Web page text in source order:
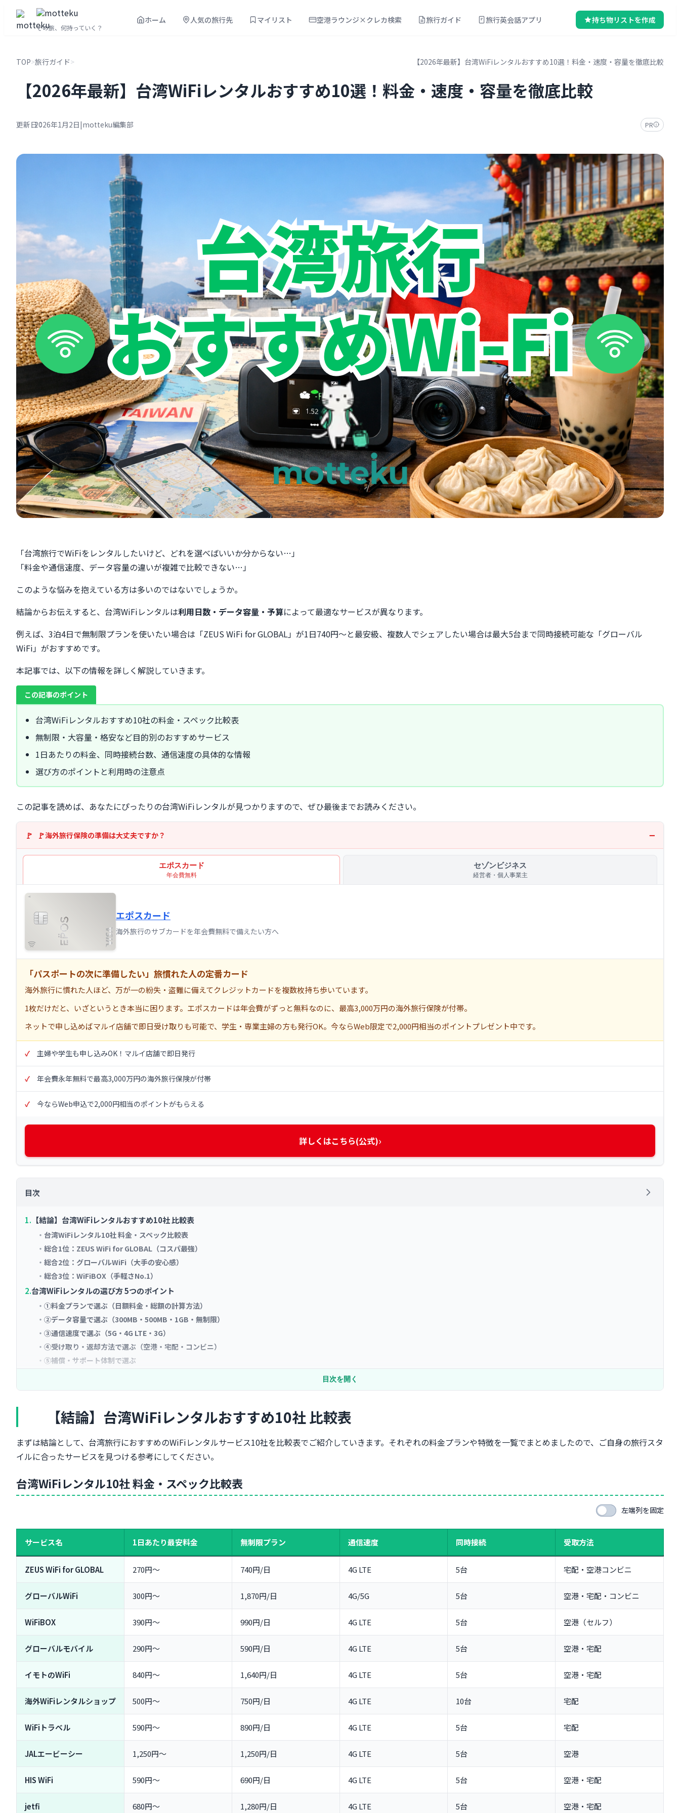
その旅、何持っていく？
ホーム 人気の旅行先 マイリスト 空港ラウンジ×クレカ検索 旅行ガイド 旅行英会話アプリ 持ち物リストを作成
TOP>旅行ガイド> 【2026年最新】台湾WiFiレンタルおすすめ10選！料金・速度・容量を徹底比較
【2026年最新】台湾WiFiレンタルおすすめ10選！料金・速度・容量を徹底比較
更新日：2026年1月2日|motteku編集部 PR
「台湾旅行でWiFiをレンタルしたいけど、どれを選べばいいか分からない…」
「料金や通信速度、データ容量の違いが複雑で比較できない…」
このような悩みを抱えている方は多いのではないでしょうか。
結論からお伝えすると、台湾WiFiレンタルは利用日数・データ容量・予算によって最適なサービスが異なります。
例えば、3泊4日で無制限プランを使いたい場合は「ZEUS WiFi for GLOBAL」が1日740円〜と最安級、複数人でシェアしたい場合は最大5台まで同時接続可能な「グローバル
WiFi」がおすすめです。
本記事では、以下の情報を詳しく解説していきます。
この記事のポイント
台湾WiFiレンタルおすすめ10社の料金・スペック比較表
無制限・大容量・格安など目的別のおすすめサービス
1日あたりの料金、同時接続台数、通信速度の具体的な情報
選び方のポイントと利用時の注意点
この記事を読めば、あなたにぴったりの台湾WiFiレンタルが見つかりますので、ぜひ最後までお読みください。
海外旅行保険の準備は大丈夫ですか？
エポスカード
年会費無料
セゾンビジネス
経営者・個人事業主
エポスカード
海外旅行のサブカードを年会費無料で備えたい方へ
「パスポートの次に準備したい」旅慣れた人の定番カード
海外旅行に慣れた人ほど、万が一の紛失・盗難に備えてクレジットカードを複数枚持ち歩いています。
1枚だけだと、いざというとき本当に困ります。エポスカードは年会費がずっと無料なのに、最高3,000万円の海外旅行保険が付帯。
ネットで申し込めばマルイ店舗で即日受け取りも可能で、学生・専業主婦の方も発行OK。今ならWeb限定で2,000円相当のポイントプレゼント中です。
主婦や学生も申し込みOK！マルイ店舗で即日発行
年会費永年無料で最高3,000万円の海外旅行保険が付帯
今ならWeb申込で2,000円相当のポイントがもらえる
詳しくはこちら(公式)›
目次
【結論】台湾WiFiレンタルおすすめ10社 比較表
台湾WiFiレンタル10社 料金・スペック比較表
総合1位：ZEUS WiFi for GLOBAL（コスパ最強）
総合2位：グローバルWiFi（大手の安心感）
総合3位：WiFiBOX（手軽さNo.1）
台湾WiFiレンタルの選び方 5つのポイント
①料金プランで選ぶ（日額料金・総額の計算方法）
②データ容量で選ぶ（300MB・500MB・1GB・無制限）
③通信速度で選ぶ（5G・4G LTE・3G）
④受け取り・返却方法で選ぶ（空港・宅配・コンビニ）
⑤補償・サポート体制で選ぶ
ZEUS WiFi for GLOBAL（1日740円〜・無制限・4G LTE）
グローバルモバイル/台湾データ（1日590円〜・無制限）
海外WiFiレンタルショップ（1日750円〜・無制限・10台接続）
【コスパ重視】安く使える台湾WiFiレンタル5選
WiFiBOX（1日390円〜・500MBプラン）
イモトのWiFi（1日680円〜・早割で最大20%OFF）
台湾WiFiレンタルのメリット・デメリットを徹底解説
WiFiレンタルの5つのメリット
WiFiレンタルの3つのデメリット
台湾WiFiレンタルの利用手順【申込から返却まで】
STEP3：台湾到着後、スマホとWiFiを接続する
台湾のフリーWi-Fi事情と注意点
台湾のフリーWi-Fi普及状況
iTaiwan・Taipei Free WiFiの使い方
フリーWi-Fiのセキュリティリスクと対策
台湾WiFiレンタルのよくある質問
Q2. WiFiルーターは何台まで同時接続できる？
Q4. 返却期限を過ぎたらどうなる？
目次を開く
【結論】台湾WiFiレンタルおすすめ10社 比較表
まずは結論として、台湾旅行におすすめのWiFiレンタルサービス10社を比較表でご紹介していきます。それぞれの料金プランや特徴を一覧でまとめましたので、ご自身の旅行スタ
イルに合ったサービスを見つける参考にしてください。
台湾WiFiレンタル10社 料金・スペック比較表
左端列を固定
サービス名 1日あたり最安料金 無制限プラン 通信速度 同時接続 受取方法
ZEUS WiFi for GLOBAL 270円〜 740円/日 4G LTE 5台 宅配・空港コンビニ
グローバルWiFi 300円〜 1,870円/日 4G/5G 5台 空港・宅配・コンビニ
WiFiBOX 390円〜 990円/日 4G LTE 5台 空港（セルフ）
グローバルモバイル 290円〜 590円/日 4G LTE 5台 空港・宅配
イモトのWiFi 840円〜 1,640円/日 4G LTE 5台 空港・宅配
海外WiFiレンタルショップ 500円〜 750円/日 4G LTE 10台 宅配
WiFiトラベル 590円〜 890円/日 4G LTE 5台 宅配
JALエービーシー 1,250円〜 1,250円/日 4G LTE 5台 空港
HIS WiFi 590円〜 690円/日 4G LTE 5台 空港・宅配
jetfi 680円〜 1,280円/日 4G LTE 5台 空港・宅配